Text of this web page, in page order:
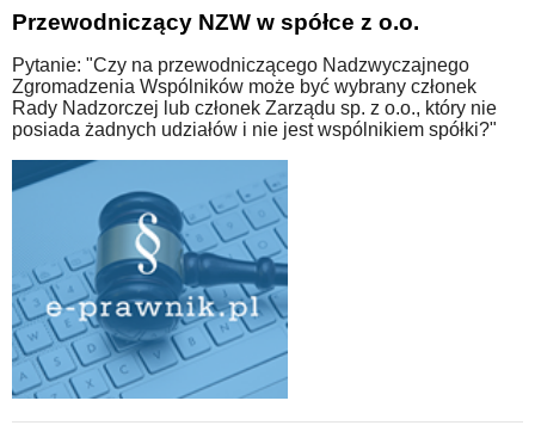
Przewodniczący NZW w spółce z o.o.
Pytanie: "Czy na przewodniczącego Nadzwyczajnego
Zgromadzenia Wspólników może być wybrany członek
Rady Nadzorczej lub członek Zarządu sp. z o.o., który nie
posiada żadnych udziałów i nie jest wspólnikiem spółki?"